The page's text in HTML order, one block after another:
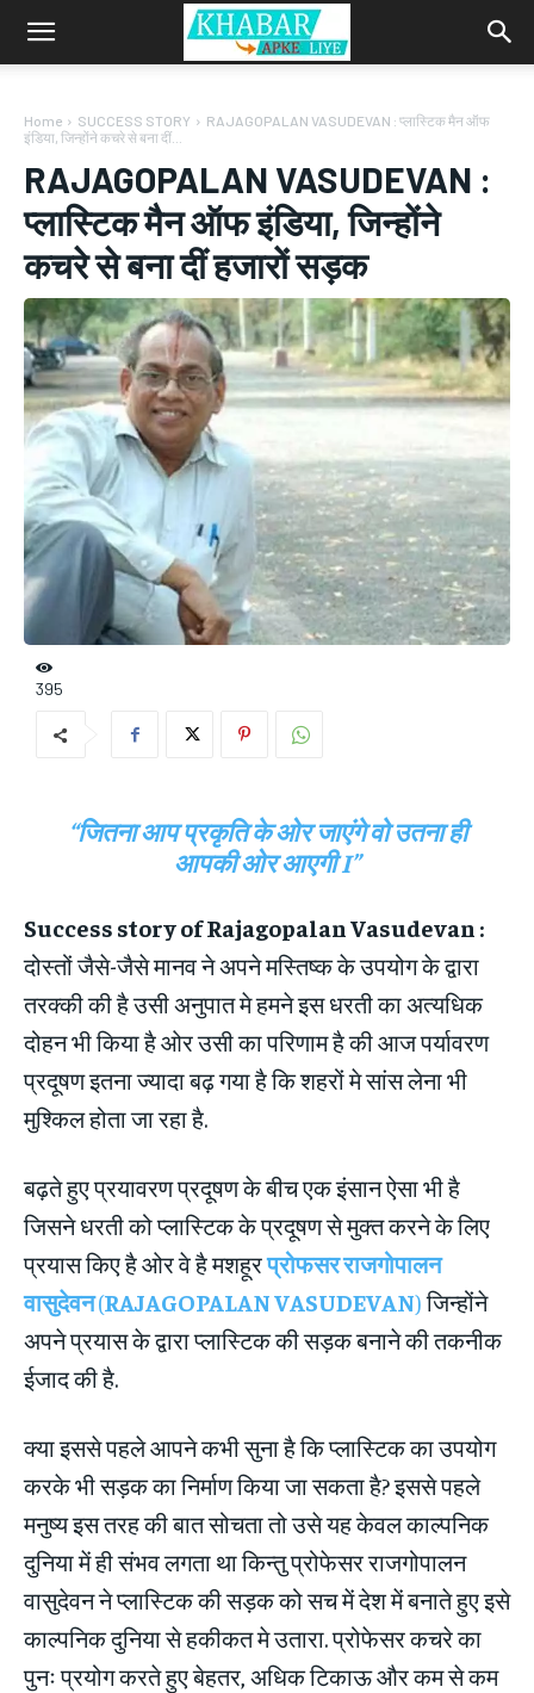
Home SUCCESS STORY
RAJAGOPALAN VASUDEVAN : प्लास्टिक मैन ऑफ
इंडिया, जिन्होंने कचरे से बना दीं...
RAJAGOPALAN VASUDEVAN :
प्लास्टिक मैन ऑफ इंडिया, जिन्होंने
कचरे से बना दीं हजारों सड़क
395
“जितना आप प्रकृति के ओर जाएंगे वो उतना ही
आपकी ओर आएगी I”
Success story of Rajagopalan Vasudevan :
दोस्तों जैसे-जैसे मानव ने अपने मस्तिष्क के उपयोग के द्वारा
तरक्की की है उसी अनुपात मे हमने इस धरती का अत्यधिक
दोहन भी किया है ओर उसी का परिणाम है की आज पर्यावरण
प्रदूषण इतना ज्यादा बढ़ गया है कि शहरों मे सांस लेना भी
मुश्किल होता जा रहा है.
बढ़ते हुए प्रयावरण प्रदूषण के बीच एक इंसान ऐसा भी है
जिसने धरती को प्लास्टिक के प्रदूषण से मुक्त करने के लिए
प्रयास किए है ओर वे है मशहूरप्रोफसर राजगोपालन
वासुदेवन(RAJAGOPALAN VASUDEVAN)जिन्होंने
अपने प्रयास के द्वारा प्लास्टिक की सड़क बनाने की तकनीक
ईजाद की है.
क्या इससे पहले आपने कभी सुना है कि प्लास्टिक का उपयोग
करके भी सड़क का निर्माण किया जा सकता है? इससे पहले
मनुष्य इस तरह की बात सोचता तो उसे यह केवल काल्पनिक
दुनिया में ही संभव लगता था किन्तु प्रोफेसर राजगोपालन
वासुदेवन ने प्लास्टिक की सड़क को सच में देश में बनाते हुए इसे
काल्पनिक दुनिया से हकीकत मे उतारा. प्रोफेसर कचरे का
पुनः प्रयोग करते हुए बेहतर, अधिक टिकाऊ और कम से कम